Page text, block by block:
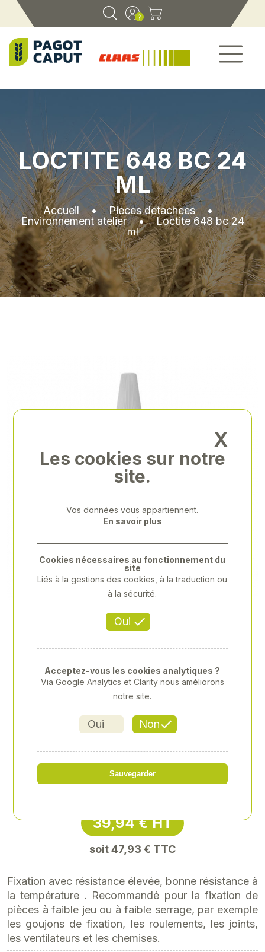
LOCTITE 648 BC 24
ML
Accueil•Pieces detachees•
Environnement atelier•Loctite 648 bc 24
ml
LOCTITE 648 BC 24 ML
39,94 € HT
soit 47,93 € TTC
Fixation avec résistance élevée, bonne résistance à
la température . Recommandé pour la fixation de
pièces à faible jeu ou à faible serrage, par exemple
les goujons de fixation, les roulements, les joints,
les ventilateurs et les chemises.
X
Les cookies sur notre
site.
Vos données vous appartiennent.
En savoir plus
Oui
Cookies nécessaires au fonctionnement du
site
Liés à la gestions des cookies, à la traduction ou
à la sécurité.
Oui Non
Acceptez-vous les cookies analytiques ?
Via Google Analytics et Clarity nous améliorons
notre site.
Sauvegarder